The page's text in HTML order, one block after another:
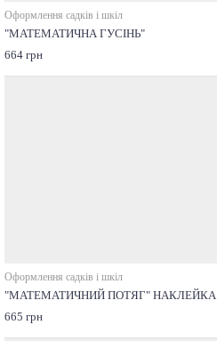
Оформлення садків і шкіл
"МАТЕМАТИЧНА ГУСІНЬ"
664 грн
Оформлення садків і шкіл
"МАТЕМАТИЧНИЙ ПОТЯГ" НАКЛЕЙКА
665 грн